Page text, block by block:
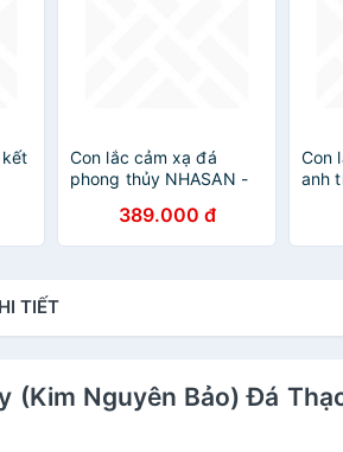
kết
Con lắc cảm xạ đá
phong thủy NHASAN -
tìm kiếm vật bị mất,
phát hiện năng lượng -
389.000 đ
Con
anh
TIẾT
(Kim Nguyên Bảo) Đá